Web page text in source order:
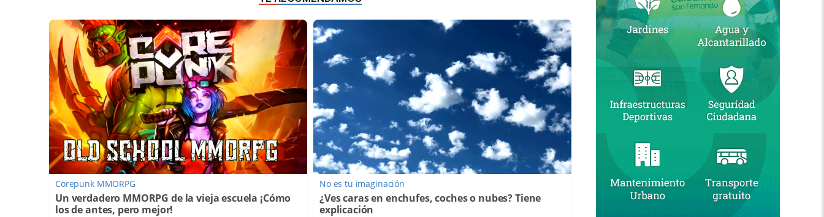
Corepunk MMORPG
Un verdadero MMORPG de la vieja escuela ¡Cómo
los de antes, pero mejor!
No es tu imaginación
¿Ves caras en enchufes, coches o nubes? Tiene
explicación